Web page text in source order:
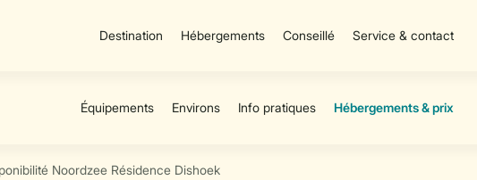
Destination Hébergements Conseillé Service & contact
Noordzee Résidence Dishoek